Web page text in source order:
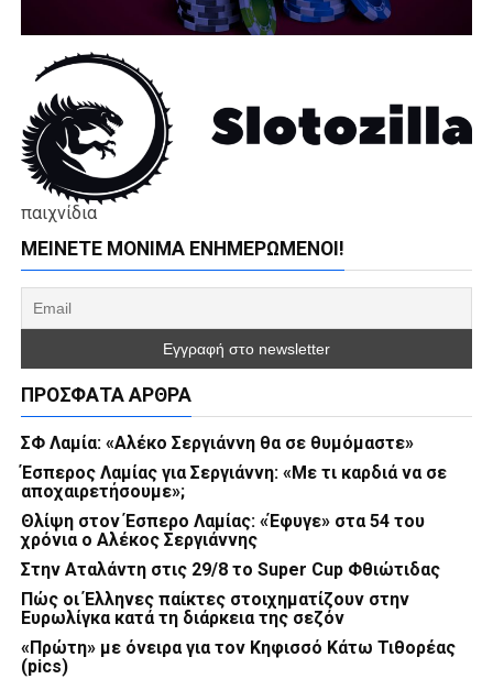
παιχνίδια
ΜΕΊΝΕΤΕ ΜΌΝΙΜΑ ΕΝΗΜΕΡΏΜΕΝΟΙ!
ΠΡΌΣΦΑΤΑ ΆΡΘΡΑ
ΣΦ Λαμία: «Αλέκο Σεργιάννη θα σε θυμόμαστε»
Έσπερος Λαμίας για Σεργιάννη: «Με τι καρδιά να σε
αποχαιρετήσουμε»;
Θλίψη στον Έσπερο Λαμίας: «Έφυγε» στα 54 του
χρόνια ο Αλέκος Σεργιάννης
Στην Αταλάντη στις 29/8 το Super Cup Φθιώτιδας
Πώς οι Έλληνες παίκτες στοιχηματίζουν στην
Ευρωλίγκα κατά τη διάρκεια της σεζόν
«Πρώτη» με όνειρα για τον Κηφισσό Κάτω Τιθορέας
(pics)